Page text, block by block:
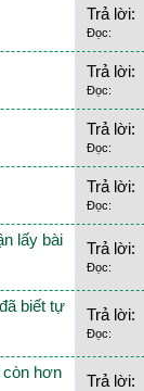
Trả lời:
Đọc:
Trả lời:
Đọc:
Trả lời:
Đọc:
Trả lời:
Đọc:
lấy bài
Trả lời:
Đọc:
biết tự
Trả lời:
Đọc:
hơn
Trả lời: